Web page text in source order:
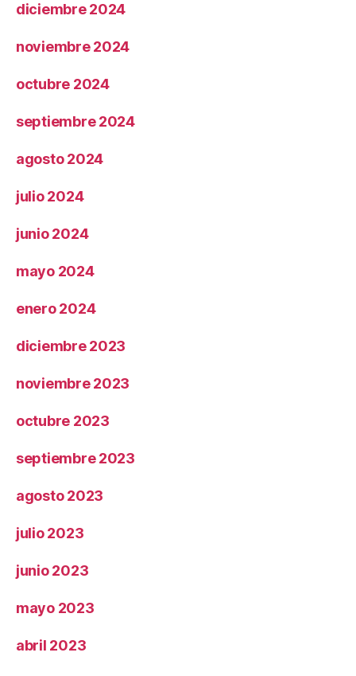
diciembre 2024
noviembre 2024
octubre 2024
septiembre 2024
agosto 2024
julio 2024
junio 2024
mayo 2024
enero 2024
diciembre 2023
noviembre 2023
octubre 2023
septiembre 2023
agosto 2023
julio 2023
junio 2023
mayo 2023
abril 2023